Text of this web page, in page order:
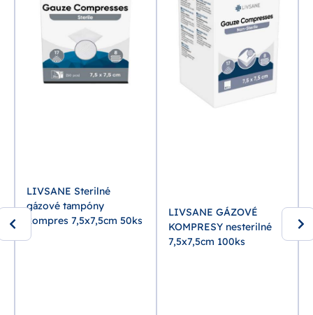
LIVSANE Sterilné
gázové tampóny
kompres 7,5x7,5cm 50ks
LIVSANE GÁZOVÉ
KOMPRESY nesterilné
7,5x7,5cm 100ks